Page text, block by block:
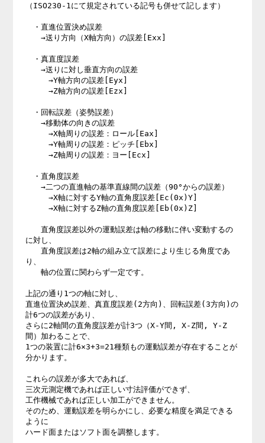
（ISO230-1にて規定されている記号も併せて記します）
・直進位置決め誤差
→送り方向（X軸方向）の誤差[Exx]
・真直度誤差
→送りに対し垂直方向の誤差
→Y軸方向の誤差[Eyx]
→Z軸方向の誤差[Ezx]
・回転誤差（姿勢誤差）
→移動体の向きの誤差
→X軸周りの誤差：ロール[Eax]
→Y軸周りの誤差：ピッチ[Ebx]
→Z軸周りの誤差：ヨー[Ecx]
・直角度誤差
→二つの直進軸の基準直線間の誤差（90°からの誤差）
→X軸に対するY軸の直角度誤差[Ec(0x)Y]
→X軸に対するZ軸の直角度誤差[Eb(0x)Z]
直角度誤差以外の運動誤差は軸の移動に伴い変動するの
に対し、
直角度誤差は2軸の組み立て誤差により生じる角度であ
り、
軸の位置に関わらず一定です。
上記の通り1つの軸に対し、
直進位置決め誤差、真直度誤差(2方向)、回転誤差(3方向)の
計6つの誤差があり、
さらに2軸間の直角度誤差が計3つ（X-Y間, X-Z間, Y-Z
間）加わることで、
1つの装置に計6×3+3=21種類もの運動誤差が存在することが
分かります。
これらの誤差が多大であれば、
三次元測定機であれば正しい寸法評価ができず、
工作機械であれば正しい加工ができません。
そのため、運動誤差を明らかにし、必要な精度を満足できる
ように
ハード面またはソフト面を調整します。